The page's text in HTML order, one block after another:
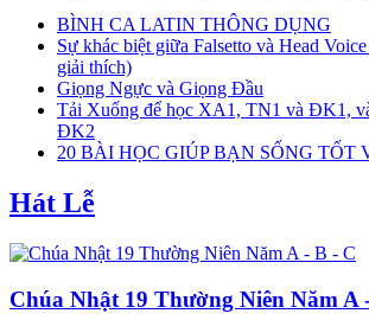
BÌNH CA LATIN THÔNG DỤNG
Sự khác biệt giữa Falsetto và Head
giải thích)
Giọng Ngực và Giọng Đầu
Tải Xuống để học XA1, TN1 và ĐK1,
ĐK2
20 BÀI HỌC GIÚP BẠN SỐNG TỐT
Hát Lễ
Chúa Nhật 19 Thường Niên Năm A